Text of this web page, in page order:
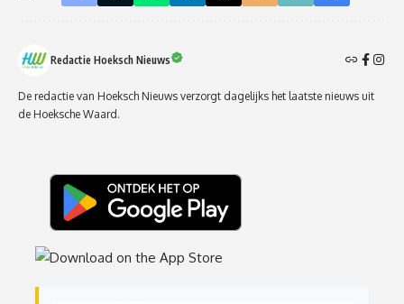
Redactie Hoeksch Nieuws
De redactie van Hoeksch Nieuws verzorgt dagelijks het laatste nieuws uit
de Hoeksche Waard.